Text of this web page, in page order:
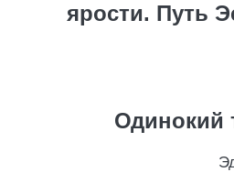
ярости. Путь
Одинокий